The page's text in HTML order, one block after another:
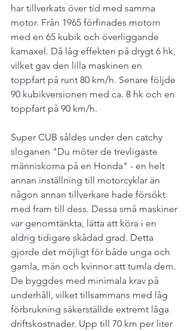
har tillverkats över tid med samma
motor. Från 1965 förfinades motorn
med en 65 kubik och överliggande
kamaxel. Då låg effekten på drygt 6 hk,
vilket gav den lilla maskinen en
toppfart på runt 80 km/h. Senare följde
90 kubikversionen med ca. 8 hk och en
toppfart på 90 km/h.
Super CUB såldes under den catchy
sloganen "Du möter de trevligaste
människorna på en Honda" - en helt
annan inställning till motorcyklar än
någon annan tillverkare hade försökt
med fram till dess. Dessa små maskiner
var genomtänkta, lätta att köra i en
aldrig tidigare skådad grad. Detta
gjorde det möjligt för både unga och
gamla, män och kvinnor att tumla dem.
De byggdes med minimala krav på
underhåll, vilket tillsammans med låg
förbrukning säkerställde extremt låga
driftskostnader. Upp till 70 km per liter